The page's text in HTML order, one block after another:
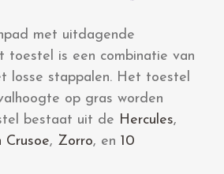
met uitdagende
toestel is een combinatie van
losse stappalen. Het toestel
op gras worden
bestaat uit de Hercules,
Crusoe, Zorro, en 10